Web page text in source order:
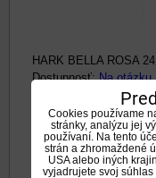
HARK BELLA ROSA
Dostupnosť:Na otázku
7905 €s DPH
ks DO
Cookies používame
stránky, analýzu jej
používaní. Na tento
strán a zhromaždené
USA alebo iných
vyjadrujete svoj